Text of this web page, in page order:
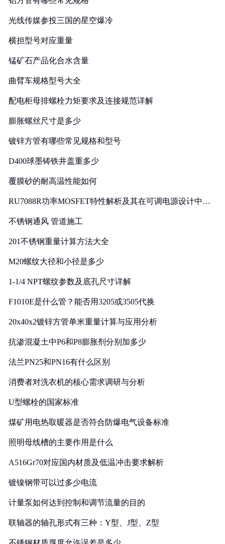
光线传媒参投三国的星空爆冷
横担型号对应重量
锰矿石产品化合水含量
曲臂车规格型号大全
配电柜母排螺栓力矩要求及连接规范详解
膨胀螺丝尺寸是多少
镀锌方管有哪些常见规格和型号
D400球墨铸铁井盖重多少
覆膜砂的耐高温性能如何
RU7088R功率MOSFET特性解析及其在可调电源设计中的
不锈钢通风 管道施工
201不锈钢重量计算方法大全
M20螺纹大径和小径是多少
1-1/4 NPT螺纹参数及底孔尺寸详解
F1010E是什么管？能否用3205或3505代换
20x40x2镀锌方管单米重量计算与应用分析
抗渗混凝土中P6和P8膨胀剂分别加多少
法兰PN25和PN16有什么区别
消费者对洗衣机的核心需求调研与分析
U型螺栓的国家标准
煤矿用电热取暖器是否符合防爆电气设备标准
照明母线槽的主要作用是什么
A516Gr70对应国内材质及低温冲击要求解析
镀镍钢带可以过多少电流
计量泵如何达到控制和调节流量的目的
联轴器的轴孔形式有三种：Y型、J型、Z型